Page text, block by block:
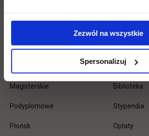
Zezwól na wszystkie
Spersonalizuj
Informacje w stopce
Licencjackie
Magisterskie
Podyplomowe
Płońsk
Wirtualna
Dziekanat
Biblioteka
Stypendia
Opłaty